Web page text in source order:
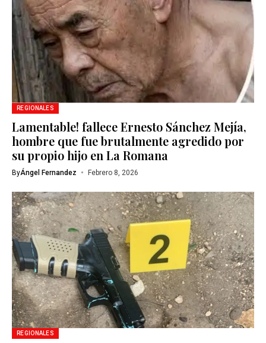
REGIONALES
Lamentable! fallece Ernesto Sánchez Mejía,
hombre que fue brutalmente agredido por
su propio hijo en La Romana
ByÁngel Fernandez Febrero 8, 2026
REGIONALES